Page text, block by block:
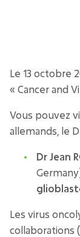
Le 13 octobre
« Cancer and
Vous pouvez
allemands, le
Dr Jean
Les virus
collaborations (